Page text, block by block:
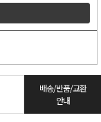
배송/반품/교환
안내